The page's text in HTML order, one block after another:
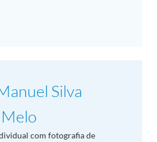
Silva
com fotografia de